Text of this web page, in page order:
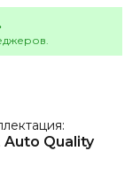
Auto Quality